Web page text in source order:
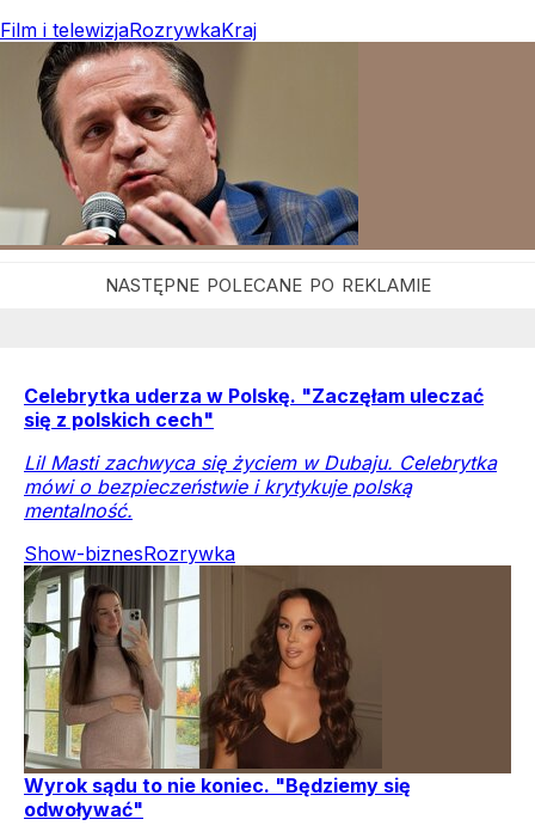
Film i telewizjaRozrywkaKraj
Celebrytka uderza w Polskę. "Zaczęłam uleczać
się z polskich cech"
Lil Masti zachwyca się życiem w Dubaju. Celebrytka
mówi o bezpieczeństwie i krytykuje polską
mentalność.
Show-biznesRozrywka
Wyrok sądu to nie koniec. "Będziemy się
odwoływać"